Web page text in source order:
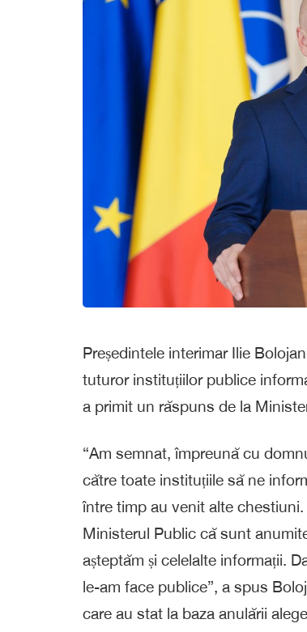
Președintele interimar Ilie
tuturor instituțiilor publice
a primit un răspuns de la
“Am semnat, împreună cu
către toate instituțiile să ne
între timp au venit alte
Ministerul Public că sunt
așteptăm și celelalte informații.
le-am face publice”, a spus
care au stat la baza anulării